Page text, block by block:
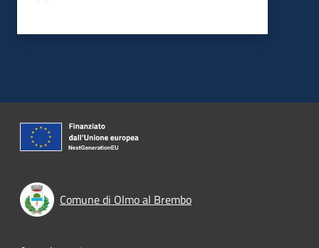
Comune di Olmo al Brembo